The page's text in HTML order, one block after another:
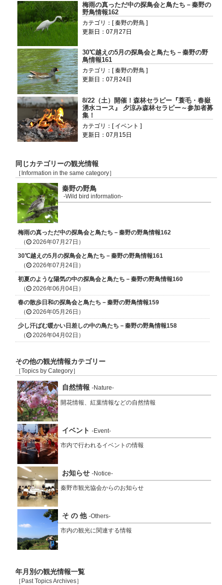
梅雨の真っただ中の探鳥会と鳥たち－秦野の
野鳥情報162
カテゴリ：[ 秦野の野鳥 ]
更新日：07月27日
30℃越えの5月の探鳥会と鳥たち－秦野の野
鳥情報161
カテゴリ：[ 秦野の野鳥 ]
更新日：07月24日
8/22（土）開催！森林セラピー『蓑毛・春嶽
湧水コース』 夕涼み森林セラピー～参加者募
集！
カテゴリ：[ イベント ]
更新日：07月15日
同じカテゴリーの観光情報
［Information in the same category］
秦野の野鳥
-Wild bird information-
梅雨の真っただ中の探鳥会と鳥たち－秦野の野鳥情報162
（
2026年07月27日）
30℃越えの5月の探鳥会と鳥たち－秦野の野鳥情報161
（
2026年07月24日）
初夏のような陽気の中の探鳥会と鳥たち－秦野の野鳥情報160
（
2026年06月04日）
春の散歩日和の探鳥会と鳥たち－秦野の野鳥情報159
（
2026年05月26日）
少し汗ばむ暖かい日差しの中の鳥たち－秦野の野鳥情報158
（
2026年04月02日）
その他の観光情報カテゴリー
［Topics by Category］
自然情報 -Nature-
開花情報、紅葉情報などの自然情報
イベント -Event-
市内で行われるイベントの情報
お知らせ -Notice-
秦野市観光協会からのお知らせ
そ の 他 -Others-
市内の観光に関連する情報
年月別の観光情報一覧
［Past Topics Archives］